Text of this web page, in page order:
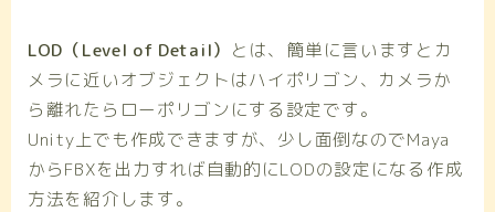
LOD（Level of Detail） とは、簡単に言いますとカ
メラに近いオブジェクトはハイポリゴン、カメラか
ら離れたらローポリゴンにする設定です。
Unity上でも作成できますが、少し面倒なのでMaya
からFBXを出力すれば自動的にLODの設定になる作成
方法を紹介します。